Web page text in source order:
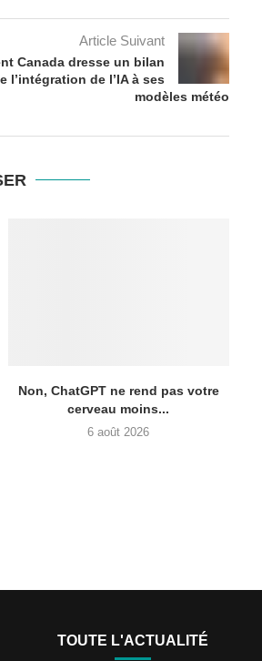
Article Suivant
Canada dresse un bilan
l’intégration de l’IA à ses
modèles météo
Non, ChatGPT ne rend pas votre
cerveau moins...
6 août 2026
TOUTE L'ACTUALITÉ